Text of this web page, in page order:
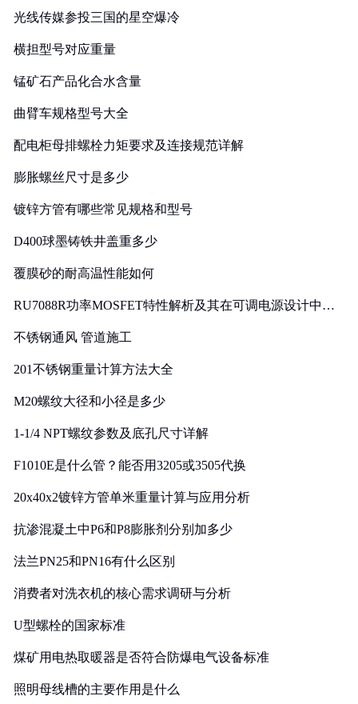
光线传媒参投三国的星空爆冷
横担型号对应重量
锰矿石产品化合水含量
曲臂车规格型号大全
配电柜母排螺栓力矩要求及连接规范详解
膨胀螺丝尺寸是多少
镀锌方管有哪些常见规格和型号
D400球墨铸铁井盖重多少
覆膜砂的耐高温性能如何
RU7088R功率MOSFET特性解析及其在可调电源设计中的
不锈钢通风 管道施工
201不锈钢重量计算方法大全
M20螺纹大径和小径是多少
1-1/4 NPT螺纹参数及底孔尺寸详解
F1010E是什么管？能否用3205或3505代换
20x40x2镀锌方管单米重量计算与应用分析
抗渗混凝土中P6和P8膨胀剂分别加多少
法兰PN25和PN16有什么区别
消费者对洗衣机的核心需求调研与分析
U型螺栓的国家标准
煤矿用电热取暖器是否符合防爆电气设备标准
照明母线槽的主要作用是什么